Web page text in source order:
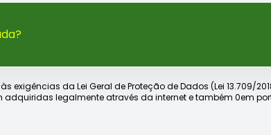
da Lei Geral de Proteção de Dados (Lei 13.709/
legalmente através da internet e também 0em